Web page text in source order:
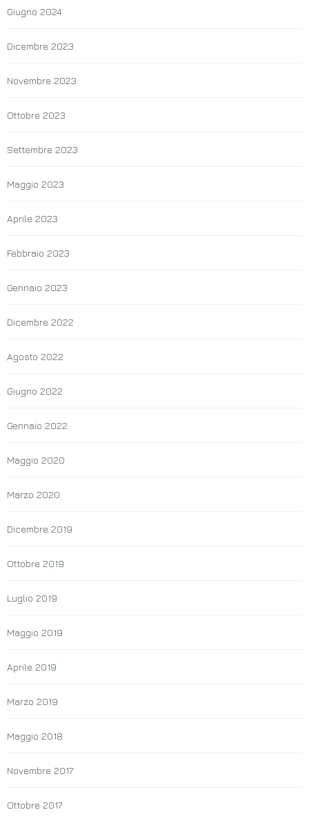
Giugno 2024
Dicembre 2023
Novembre 2023
Ottobre 2023
Settembre 2023
Maggio 2023
Aprile 2023
Febbraio 2023
Gennaio 2023
Dicembre 2022
Agosto 2022
Giugno 2022
Gennaio 2022
Maggio 2020
Marzo 2020
Dicembre 2019
Ottobre 2019
Luglio 2019
Maggio 2019
Aprile 2019
Marzo 2019
Maggio 2018
Novembre 2017
Ottobre 2017